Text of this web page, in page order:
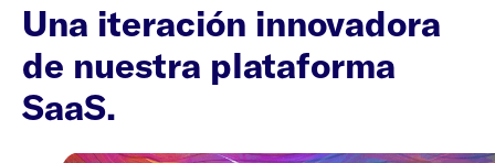
Una iteración innovadora
de nuestra plataforma
SaaS.